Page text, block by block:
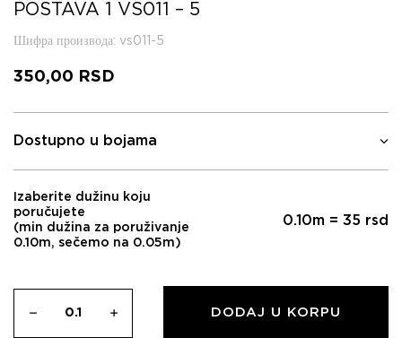
POSTAVA 1 VS011 – 5
Шифра производа: vs011-5
350,00 RSD
Dostupno u bojama
Izaberite dužinu koju
poručujete
(min dužina za poruživanje
0.10m, sečemo na 0.05m)
0.10m = 35 rsd
DODAJ U KORPU